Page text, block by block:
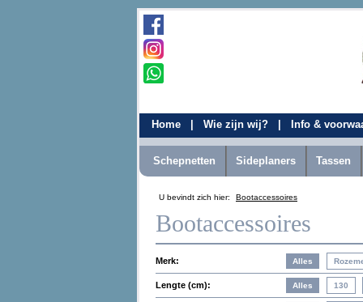
Home Wie zijn wij? Info &
Schepnetten Sideplaners Tassen
U bevindt zich hier: Bootaccessoires
Bootaccessoires
Merk:
Lengte (cm):